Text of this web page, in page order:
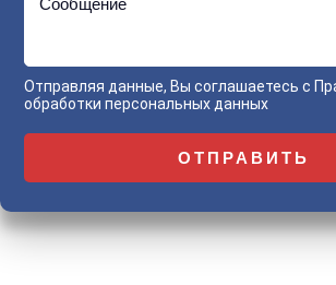
Отправляя данные, Вы соглашаетесь с
обработки персональных данных